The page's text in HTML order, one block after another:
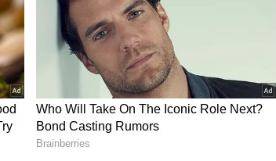
2024, ஏப்ரல் 1 முதல் ஜூலை 31 வரை
மற்றும் மூன்று சக்கர வாகனங்களை
கோடியை ஒதுக்குகிறது.